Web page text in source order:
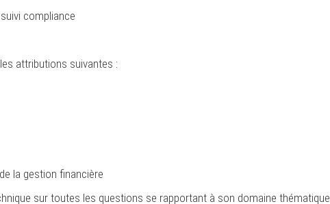
compliance
attributions suivantes :
la gestion financière
sur toutes les questions se rapportant à son domaine thématique